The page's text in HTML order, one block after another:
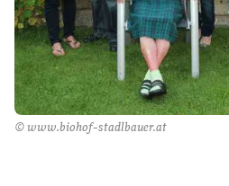
© www.biohof-stadlbauer.at